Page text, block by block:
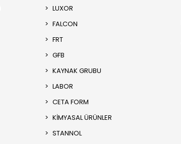
LUXOR
FALCON
FRT
GFB
KAYNAK GRUBU
LABOR
CETA FORM
KİMYASAL ÜRÜNLER
STANNOL